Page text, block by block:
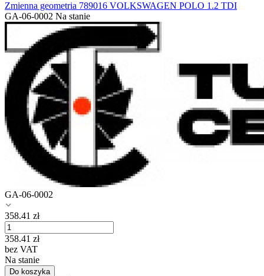
Zmienna geometria 789016 VOLKSWAGEN POLO 1.2 TDI
GA-06-0002 Na stanie
GA-06-0002
358.41 zł
358.41 zł
bez VAT
Na stanie
Do koszyka